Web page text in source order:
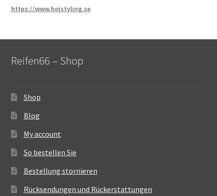
https://www.hojstyling.se
Reifen66 – Shop
Shop
Blog
My account
So bestellen Sie
Bestellung stornieren
Rücksendungen und Rückerstattungen